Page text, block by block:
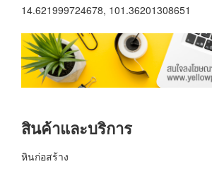
14.621999724678, 101.36201308651
สินค้าและบริการ
หินก่อสร้าง